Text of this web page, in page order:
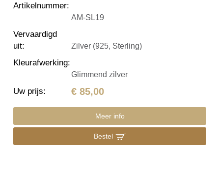
Artikelnummer:
AM-SL19
Vervaardigd
uit: Zilver (925, Sterling)
Kleurafwerking:
Glimmend zilver
Uw prijs: € 85,00
Meer info
Bestel